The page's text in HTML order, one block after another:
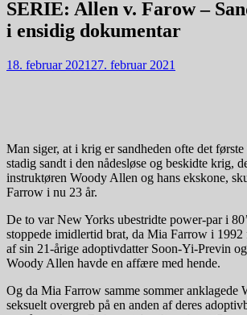
SERIE: Allen v. Farow –
i ensidig dokumentar
18. februar 2021 27. februar 2021
Man siger, at i krig er sandheden ofte det
stadig sandt i den nådesløse og beskidte krig,
instruktøren Woody Allen og hans ekskone,
Farrow i nu 23 år.
De to var New Yorks ubestridte power-par i
stoppede imidlertid brat, da Mia Farrow i 1992
af sin 21-årige adoptivdatter Soon-Yi-Previn
Woody Allen havde en affære med hende.
Og da Mia Farrow samme sommer anklagede
seksuelt overgreb på en anden af deres